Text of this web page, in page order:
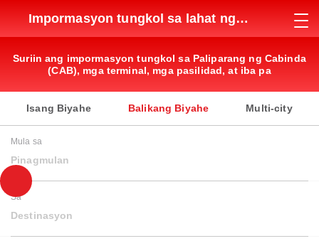
Impormasyon tungkol sa lahat ng
paliparan
Suriin ang impormasyon tungkol sa Paliparang ng Cabinda
(CAB), mga terminal, mga pasilidad, at iba pa
Isang Biyahe Balikang Biyahe Multi-city
Mula sa
Pinagmulan
Sa
Destinasyon